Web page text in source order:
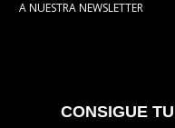
A NUESTRA NEWSLETTER